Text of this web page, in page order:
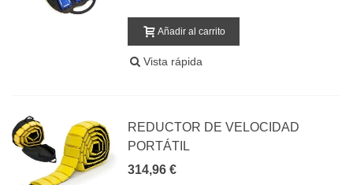
Añadir al carrito
Vista rápida
REDUCTOR DE VELOCIDAD
PORTÁTIL
314,96 €